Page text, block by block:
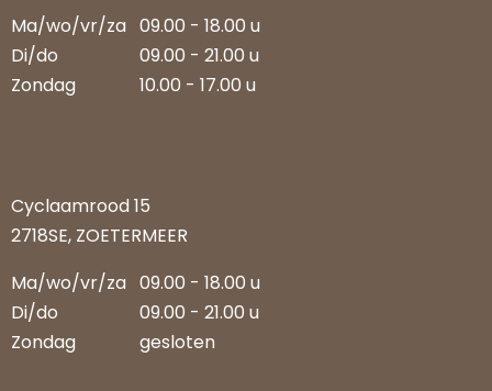
Ma/wo/vr/za 09.00 - 18.00 u
Di/do
09.00 - 21.00 u
Zondag
10.00 - 17.00 u
Cyclaamrood 15
2718SE, ZOETERMEER
Ma/wo/vr/za 09.00 - 18.00 u
Di/do
09.00 - 21.00 u
Zondag
gesloten